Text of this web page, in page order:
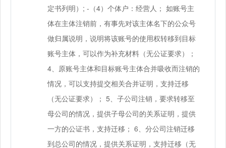
定书列明）; -（4）个体户：经营人； 如账号主
体在主体注销前，有事先对该主体名下的公众号
做归属说明，说明将该账号的使用权转移到目标
账号主体，可以作为补充材料（无公证要求）；
4、原账号主体和目标账号主体合并吸收而注销的
情况，可以支持提交相关合并证明，支持迁移
（无公证要求）； 5、子公司注销，要求转移至
母公司的情况，提供子母公司的关系证明，提供
一方的公证书，支持迁移； 6、分公司注销迁移
到总公司的情况，提供关系证明，支持迁移（无